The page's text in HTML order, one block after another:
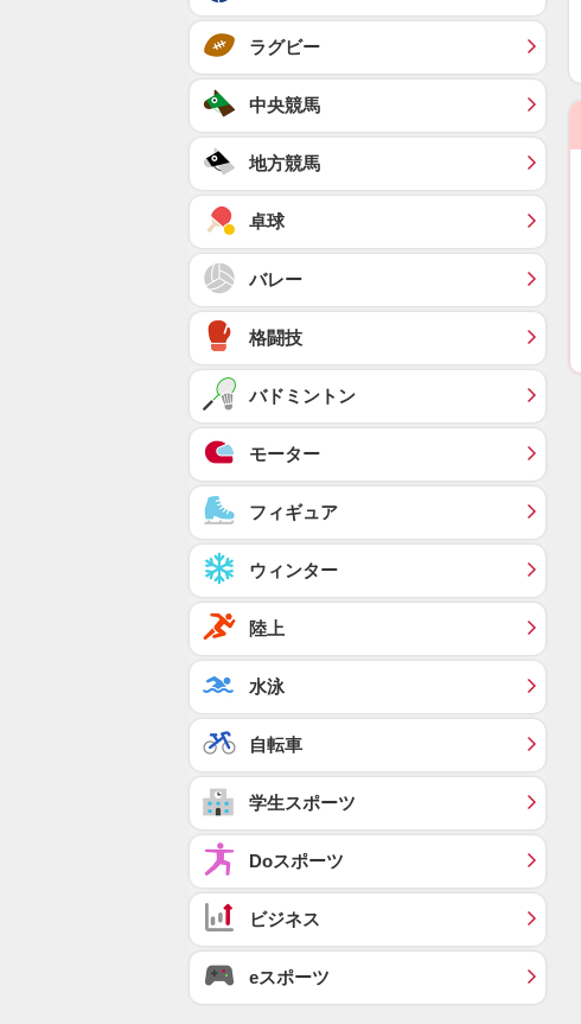
ラグビー
中央競馬
地方競馬
卓球
バレー
格闘技
バドミントン
モーター
フィギュア
ウィンター
陸上
水泳
自転車
学生スポーツ
Doスポーツ
ビジネス
eスポーツ